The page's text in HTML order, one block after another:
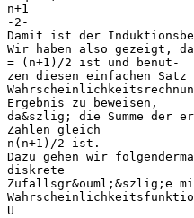
n+1
-2-
Damit ist der
Wir haben also gezeigt,
= (n+1)/2 ist und benut-
zen diesen einfachen Satz
Ergebnis zu beweisen,
da&szlig; die Summe der
Zahlen gleich
n(n+1)/2 ist.
Dazu gehen wir
diskrete
Zufallsgr&ouml;&szlig;e
U